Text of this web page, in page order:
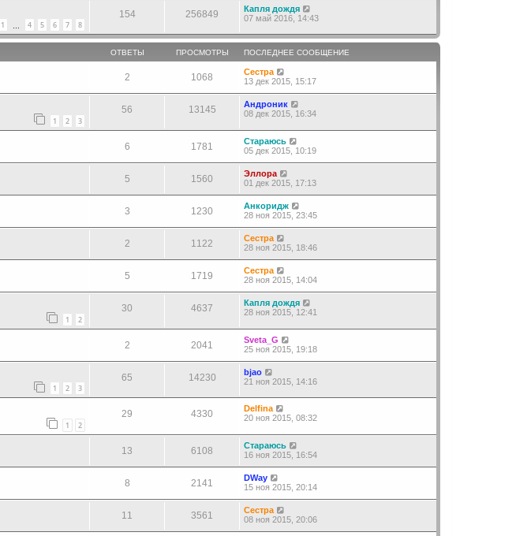
1 4 5 6 7 8
154 256849
Капля дождя
07 май 2016, 14:43
ОТВЕТЫ ПРОСМОТРЫ ПОСЛЕДНЕЕ СООБЩЕНИЕ
2 1068
Сестра
13 дек 2015, 15:17
1 2 3
56 13145
Андроник
08 дек 2015, 16:34
6 1781
Стараюсь
05 дек 2015, 10:19
5 1560
Эллора
01 дек 2015, 17:13
3 1230
Анкоридж
28 ноя 2015, 23:45
2 1122
Сестра
28 ноя 2015, 18:46
5 1719
Сестра
28 ноя 2015, 14:04
1 2
30 4637
Капля дождя
28 ноя 2015, 12:41
2 2041
Sveta_G
25 ноя 2015, 19:18
1 2 3
65 14230
bjao
21 ноя 2015, 14:16
1 2
29 4330
Delfina
20 ноя 2015, 08:32
13 6108
Стараюсь
16 ноя 2015, 16:54
8 2141
DWay
15 ноя 2015, 20:14
11 3561
Сестра
08 ноя 2015, 20:06